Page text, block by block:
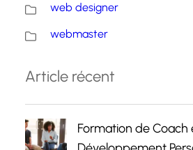
web designer
webmaster
Article récent
Formation de Coach